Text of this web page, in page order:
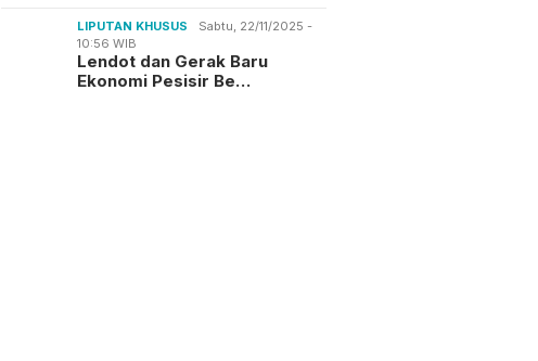
LIPUTAN KHUSUS
Sabtu, 22/11/2025 -
10:56 WIB
Lendot dan Gerak Baru
Ekonomi Pesisir Be…